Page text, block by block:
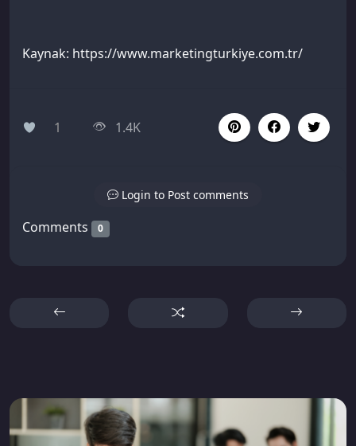
Kaynak: https://www.marketingturkiye.com.tr/
1 1.4K
Login to Post comments
Comments 0